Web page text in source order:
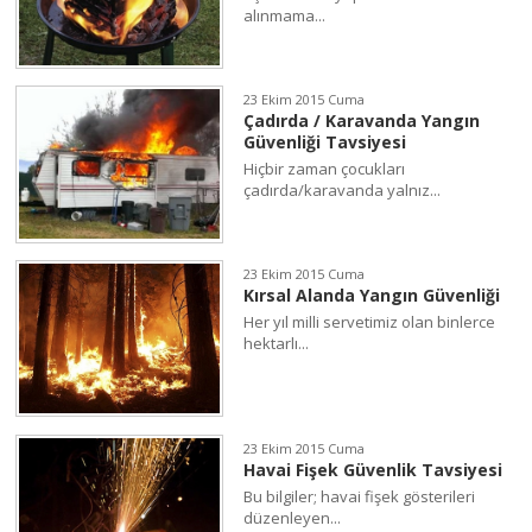
alınmama...
23 Ekim 2015 Cuma
Çadırda / Karavanda Yangın
Güvenliği Tavsiyesi
Hiçbir zaman çocukları
çadırda/karavanda yalnız...
23 Ekim 2015 Cuma
Kırsal Alanda Yangın Güvenliği
Her yıl milli servetimiz olan binlerce
hektarlı...
23 Ekim 2015 Cuma
Havai Fişek Güvenlik Tavsiyesi
Bu bilgiler; havai fişek gösterileri
düzenleyen...